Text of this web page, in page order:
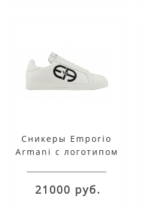
Сникеры Emporio
Armani с логотипом
21000 руб.